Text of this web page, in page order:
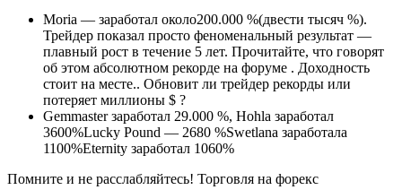
Moria — заработал около200.000 %(двести тысяч %).
Трейдер показал просто феноменальный результат —
плавный рост в течение 5 лет. Прочитайте, что говорят
об этом абсолютном рекорде на форуме . Доходность
стоит на месте.. Обновит ли трейдер рекорды или
потеряет миллионы $ ?
Gemmaster заработал 29.000 %, Hohla заработал
3600%Lucky Pound — 2680 %Swetlana заработала
1100%Eternity заработал 1060%
Помните и не расслабляйтесь! Торговля на форекс